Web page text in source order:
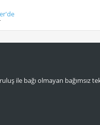
ile bağı olmayan bağımsız